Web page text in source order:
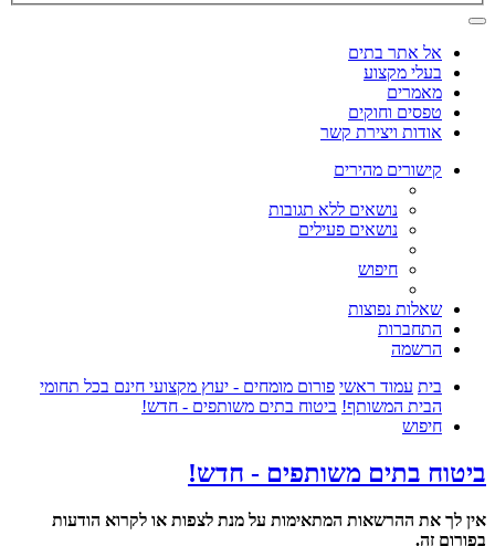
אל אתר בתים
בעלי מקצוע
מאמרים
טפסים וחוקים
אודות ויצירת קשר
קישורים מהירים
נושאים ללא תגובות
נושאים פעילים
חיפוש
שאלות נפוצות
התחברות
הרשמה
בית עמוד ראשי פורום מומחים - יעוץ מקצועי חינם בכל תחומי
הבית המשותף! ביטוח בתים משותפים - חדש!
חיפוש
ביטוח בתים משותפים - חדש!
אין לך את ההרשאות המתאימות על מנת לצפות או לקרוא הודעות
בפורום זה.